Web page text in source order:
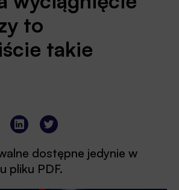
to
takie
dostępne jedynie w
pliku PDF.